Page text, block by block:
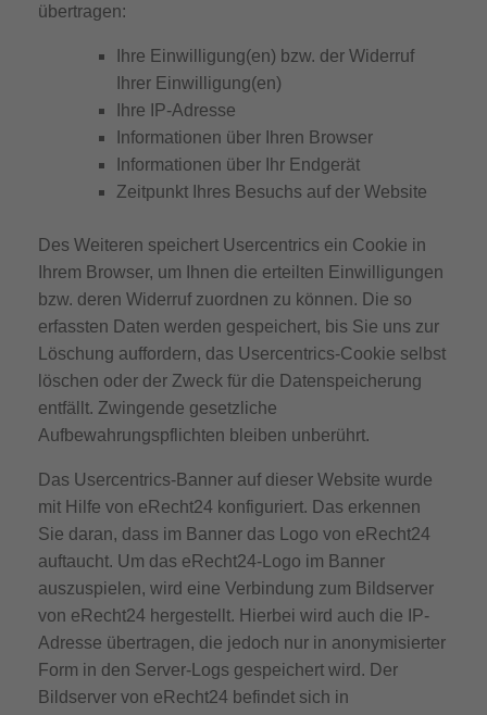
übertragen:
Ihre Einwilligung(en) bzw. der Widerruf
Ihrer Einwilligung(en)
Ihre IP-Adresse
Informationen über Ihren Browser
Informationen über Ihr Endgerät
Zeitpunkt Ihres Besuchs auf der Website
Des Weiteren speichert Usercentrics ein Cookie in
Ihrem Browser, um Ihnen die erteilten Einwilligungen
bzw. deren Widerruf zuordnen zu können. Die so
erfassten Daten werden gespeichert, bis Sie uns zur
Löschung auffordern, das Usercentrics-Cookie selbst
löschen oder der Zweck für die Datenspeicherung
entfällt. Zwingende gesetzliche
Aufbewahrungspflichten bleiben unberührt.
Das Usercentrics-Banner auf dieser Website wurde
mit Hilfe von eRecht24 konfiguriert. Das erkennen
Sie daran, dass im Banner das Logo von eRecht24
auftaucht. Um das eRecht24-Logo im Banner
auszuspielen, wird eine Verbindung zum Bildserver
von eRecht24 hergestellt. Hierbei wird auch die IP-
Adresse übertragen, die jedoch nur in anonymisierter
Form in den Server-Logs gespeichert wird. Der
Bildserver von eRecht24 befindet sich in